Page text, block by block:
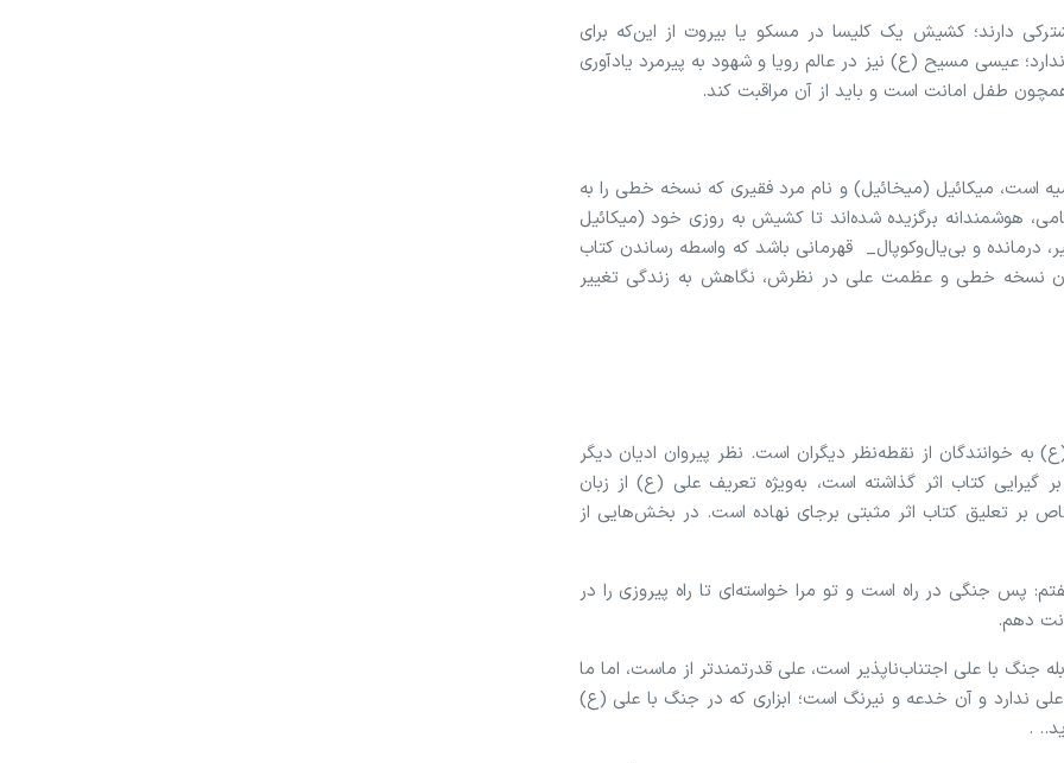
دارند؛ کشیش یک کلیسا در مسکو یا بیروت از این‌که برای
عیسی مسیح (ع) نیز در عالم رویا و شهود به پیرمرد یادآوری
طفل امانت است و باید از آن مراقبت کند.
میکائیل (میخائیل) و نام مرد فقیری که نسخه خطی را به
هوشمندانه برگزیده شده‌اند تا کشیش به روزی خود (میکائیل
و بی‌یال‌وکوپال_ قهرمانی باشد که واسطه رساندن کتاب
نسخه‌ خطی و عظمت علی در نظرش، نگاهش به زندگی تغییر
به خوانندگان از نقطه‌نظر دیگران است. نظر پیروان ادیان دیگر
بر گیرایی کتاب اثر گذاشته است، به‌ویژه تعریف علی (ع) از زبان
بر تعلیق کتاب اثر مثبتی برجای نهاده است. در بخش‌هایی از
پس جنگی در راه است و تو مرا خواسته‌ای تا راه پیروزی را در
دهم.
جنگ با علی اجتناب‌ناپذیر است، علی قدرتمندتر از ماست، اما ما
ندارد و آن خدعه و نیرنگ است؛ ابزاری که در جنگ با علی (ع)
.